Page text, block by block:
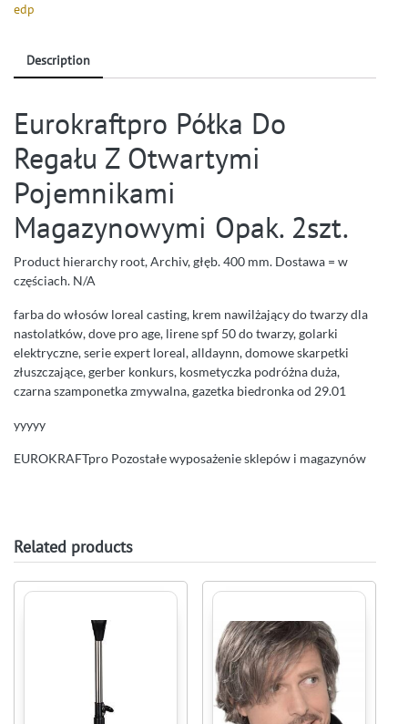
edp
Description
Eurokraftpro Półka Do
Regału Z Otwartymi
Pojemnikami
Magazynowymi Opak. 2szt.
Product hierarchy root, Archiv, głęb. 400 mm. Dostawa = w
częściach. N/A
farba do włosów loreal casting, krem nawilżający do twarzy dla
nastolatków, dove pro age, lirene spf 50 do twarzy, golarki
elektryczne, serie expert loreal, alldaynn, domowe skarpetki
złuszczające, gerber konkurs, kosmetyczka podróżna duża,
czarna szamponetka zmywalna, gazetka biedronka od 29.01
yyyyy
EUROKRAFTpro Pozostałe wyposażenie sklepów i magazynów
Related products